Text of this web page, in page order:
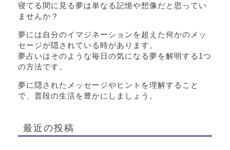
寝てる間に見る夢は単なる記憶や想像だと思ってい
ませんか？
夢には自分のイマジネーションを超えた何かのメッ
セージが隠されている時があります。
夢占いはそのような毎日の気になる夢を解明する1つ
の方法です。
夢に隠されたメッセージやヒントを理解すること
で、普段の生活を豊かにしましょう。
最近の投稿